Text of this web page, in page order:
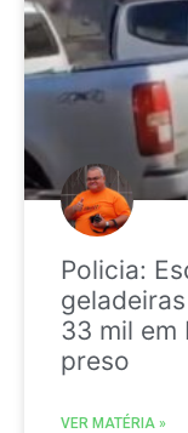
Policia:
33 mil em
preso
VER MATÉRIA »